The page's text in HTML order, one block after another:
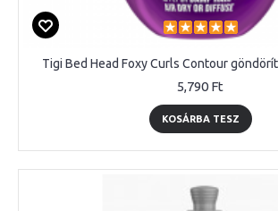
Tigi Bed Head Foxy Curls Contour
5,790 Ft
KOSÁRBA TESZ